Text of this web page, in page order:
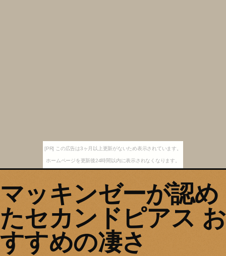
[PR] この広告は3ヶ月以上更新がないため表示されています。
ホームページを更新後24時間以内に表示されなくなります。
マッキンゼーが認め
たセカンドピアス お
すすめの凄さ